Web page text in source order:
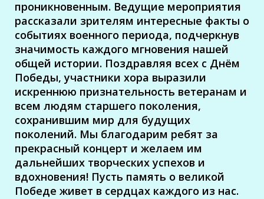
проникновенным. Ведущие мероприятия
рассказали зрителям интересные факты о
событиях военного периода, подчеркнув
значимость каждого мгновения нашей
общей истории. Поздравляя всех с Днём
Победы, участники хора выразили
искреннюю признательность ветеранам и
всем людям старшего поколения,
сохранившим мир для будущих
поколений. Мы благодарим ребят за
прекрасный концерт и желаем им
дальнейших творческихуспехов и
вдохновения! Пусть память о великой
Победе живет в сердцах каждого из нас.